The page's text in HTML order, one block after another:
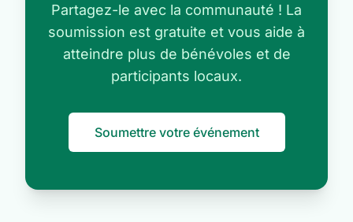
Partagez-le avec la communauté ! La
soumission est gratuite et vous aide à
atteindre plus de bénévoles et de
participants locaux.
Soumettre votre événement